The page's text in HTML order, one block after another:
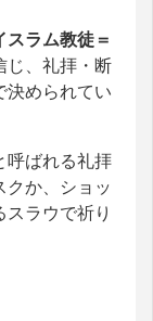
ラム教徒＝
じ、礼拝・断
決められてい
呼ばれる礼拝
クか、ショッ
ラウで祈り